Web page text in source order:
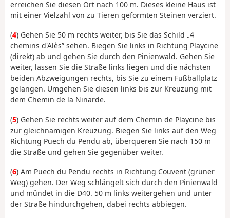
erreichen Sie diesen Ort nach 100 m. Dieses kleine Haus ist
mit einer Vielzahl von zu Tieren geformten Steinen verziert.
(4) Gehen Sie 50 m rechts weiter, bis Sie das Schild „4
chemins d'Alès” sehen. Biegen Sie links in Richtung Playcine
(direkt) ab und gehen Sie durch den Pinienwald. Gehen Sie
weiter, lassen Sie die Straße links liegen und die nächsten
beiden Abzweigungen rechts, bis Sie zu einem Fußballplatz
gelangen. Umgehen Sie diesen links bis zur Kreuzung mit
dem Chemin de la Ninarde.
(5) Gehen Sie rechts weiter auf dem Chemin de Playcine bis
zur gleichnamigen Kreuzung. Biegen Sie links auf den Weg
Richtung Puech du Pendu ab, überqueren Sie nach 150 m
die Straße und gehen Sie gegenüber weiter.
(6) Am Puech du Pendu rechts in Richtung Couvent (grüner
Weg) gehen. Der Weg schlängelt sich durch den Pinienwald
und mündet in die D40. 50 m links weitergehen und unter
der Straße hindurchgehen, dabei rechts abbiegen.